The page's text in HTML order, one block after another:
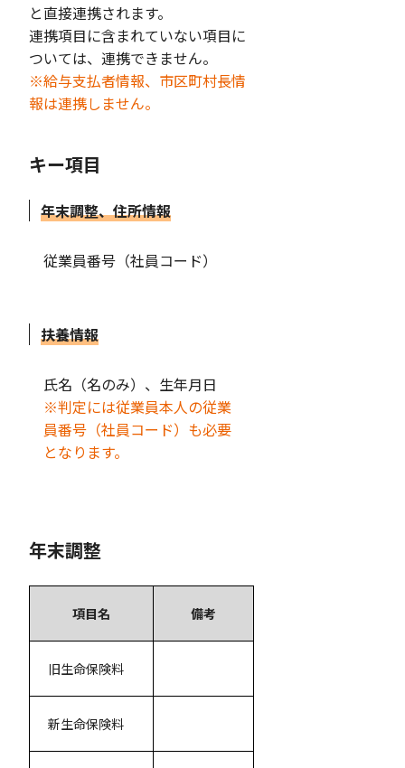
と直接連携されます。
連携項目に含まれていない項目に
ついては、連携できません。
※給与支払者情報、市区町村長情
報は連携しません。
キー項目
年末調整、住所情報
従業員番号（社員コード）
扶養情報
氏名（名のみ）、生年月日
※判定には従業員本人の従業
員番号（社員コード）も必要
となります。
年末調整
項目名 備考
旧生命保険料
新生命保険料